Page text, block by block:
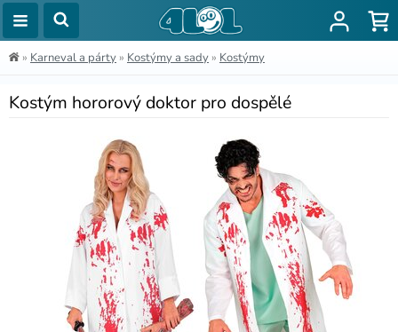
» Karneval a párty » Kostýmy a sady » Kostýmy
Kostým hororový doktor pro dospělé